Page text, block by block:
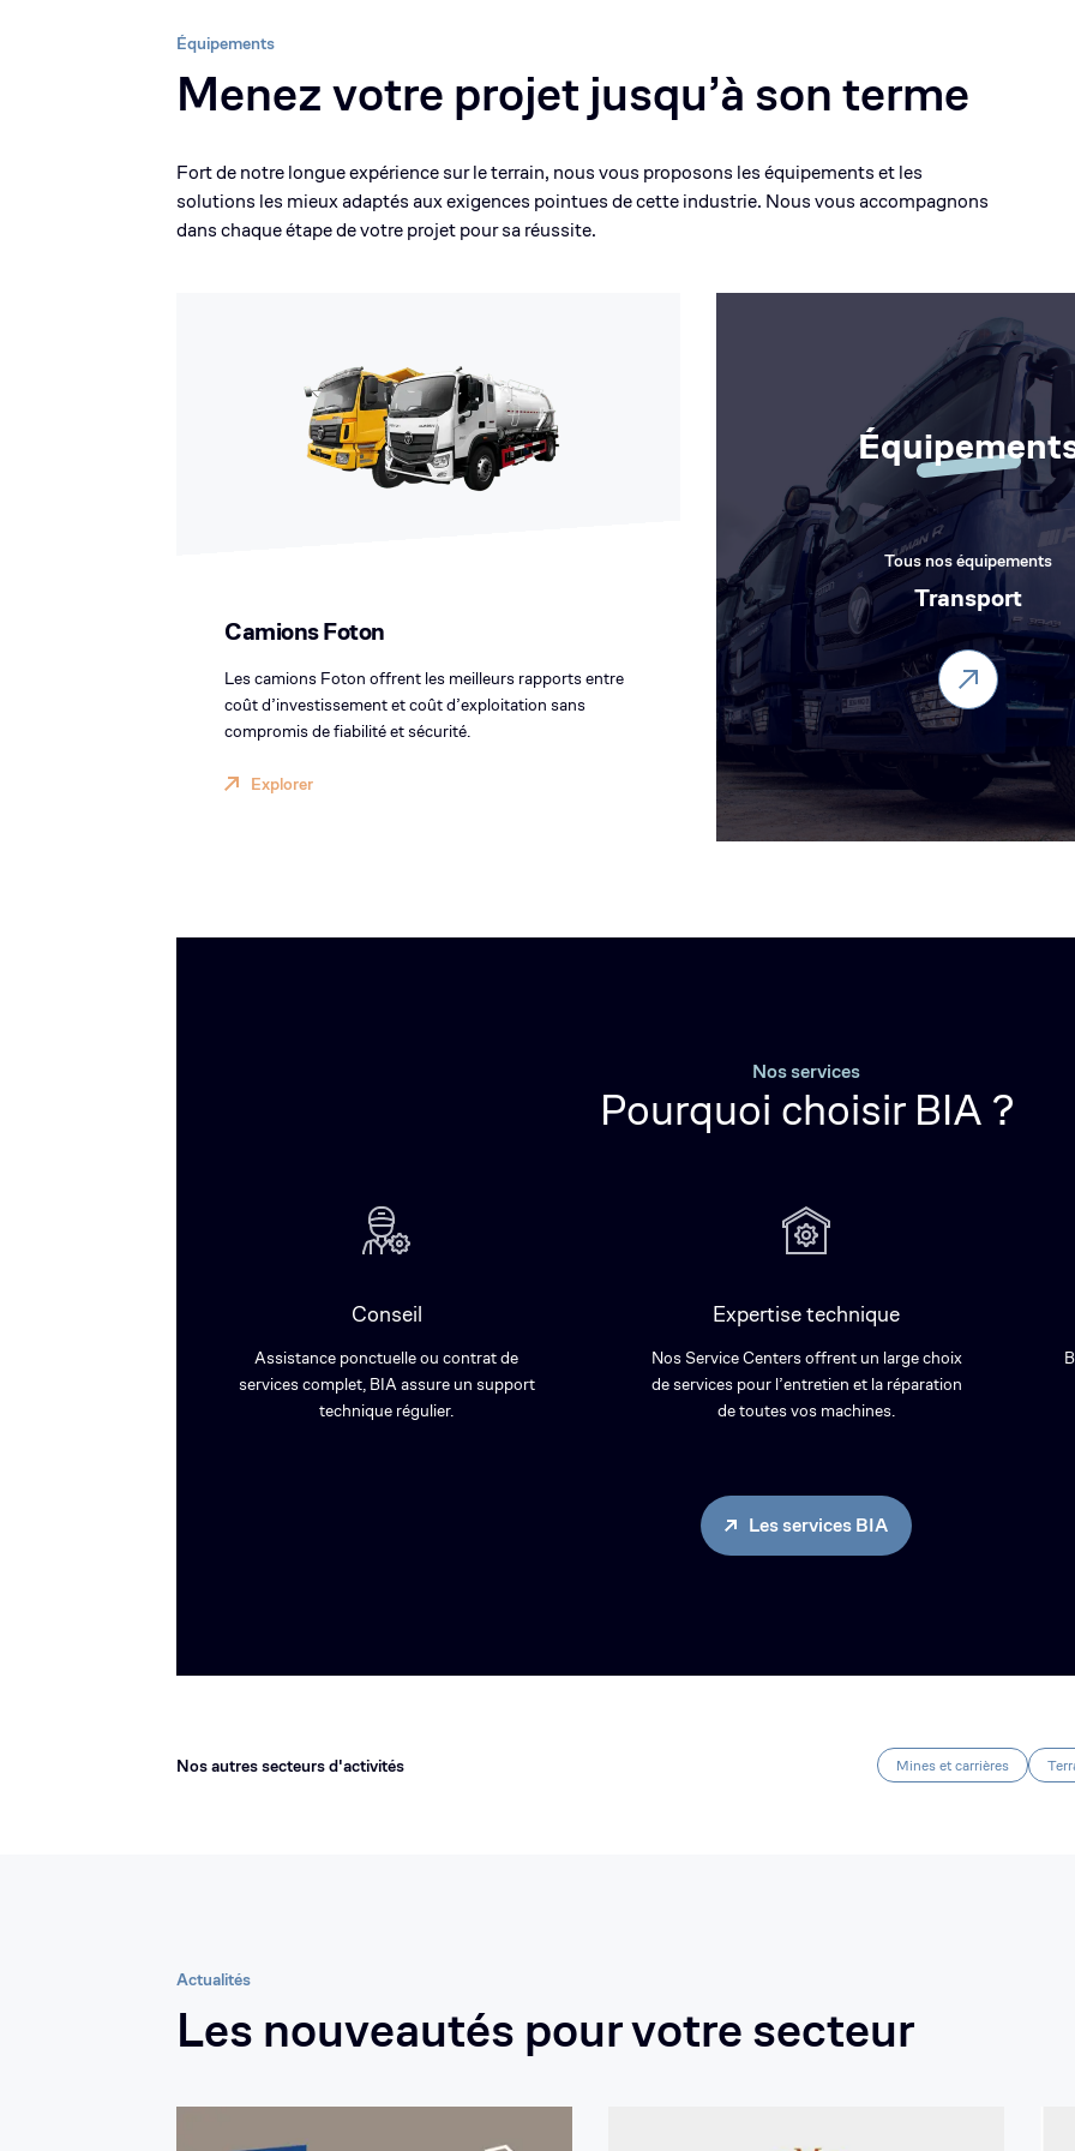
Équipements
Menez votre projet jusqu’à son terme
Fort de notre longue expérience sur le terrain, nous vous proposons les équipements et les
solutions les mieux adaptés aux exigences pointues de cette industrie. Nous vous accompagnons
dans chaque étape de votre projet pour sa réussite.
Camions Foton
Les camions Foton offrent les meilleurs rapports entre
coût d’investissement et coût d’exploitation sans
compromis de fiabilité et sécurité.
Explorer
Tous nos équipements
Transport
Nos services
Pourquoi choisir BIA ?
Conseil
Assistance ponctuelle ou contrat de
services complet, BIA assure un support
technique régulier.
Expertise technique
Nos Service Centers offrent un large choix
de services pour l’entretien et la réparation
de toutes vos machines.
Les services BIA
Nos autres secteurs d'activités Mines et carrières
Actualités
Les nouveautés pour votre secteur